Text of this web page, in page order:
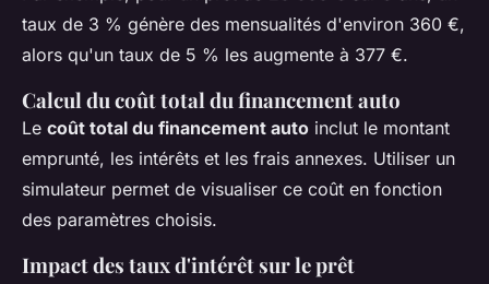
taux de 3 % génère des mensualités d'environ 360 €,
alors qu'un taux de 5 % les augmente à 377 €.
Calcul du coût total du financement auto
Le coût total du financement auto inclut le montant
emprunté, les intérêts et les frais annexes. Utiliser un
simulateur permet de visualiser ce coût en fonction
des paramètres choisis.
Impact des taux d'intérêt sur le prêt